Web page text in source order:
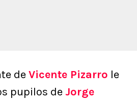
deVicente Pizarro le
pupilos de Jorge